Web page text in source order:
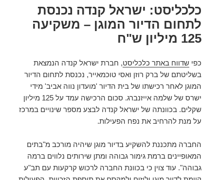
כלכליסט: ישראל קנדה נכנסת
לתחום הדיור המוגן – משקיעה
125 מיליון ש"ח
כפישדווח באתר כלכליסט, חברת ישראל קנדה הנמצאת
בשליטתם של ברק רוזן ואסי טוכמאייר, נכנסת לתחום הדיור
המוגן לאחר רכישתו של בית הדיור 'מועדון נווה אביב' מידי
ישרס של שלמה אייזנברג. סכום הרכישה עמד על 125 מיליון
שקלים. בכוונתה של ישראל קנדה לבצע מספר שינויים במרכז
על מנת להרחיב את נפח הפעילות.
החברה מתכננת להשקיע בדיור מוגן שיהיה מורכב מ"בתים
המאופיינים ברמת גימור גבוהה ומתן שירותים נלווים ברמה
גבוהה". עוד צוין כי בכוונת החברה לרכוש קרקעות עם תב"ע